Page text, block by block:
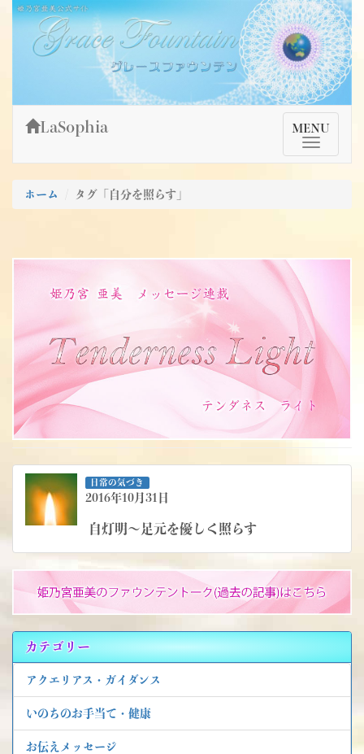
Skip
content
姫乃宮亜美公式サイト～Grace Fountain～
グレースファウンテン
TMenu
MENU
LaSophia
ホーム タグ「自分を照らす」
日常の気づき
2016年10月31日
自灯明～足元を優しく照らす
カテゴリー
アクエリアス・ガイダンス
いのちのお手当て・健康
お伝えメッセージ